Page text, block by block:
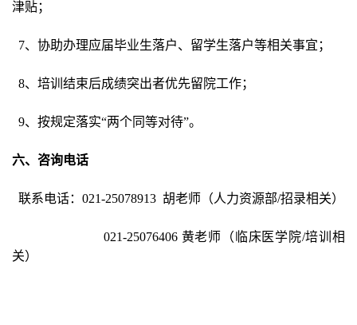
津贴；
7、协助办理应届毕业生落户、留学生落户等相关事宜；
8、培训结束后成绩突出者优先留院工作；
9、按规定落实“两个同等对待”。
六、咨询电话
联系电话：021-25078913 胡老师（人力资源部/招录相关）
021-25076406 黄老师（临床医学院/培训相
关）